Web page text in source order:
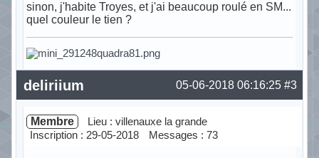
sinon, j'habite Troyes, et j'ai beaucoup roulé en SM...
quel couleur le tien ?
Hors ligne #3
05-06-2018 06:16:25
deliriium
Membre
Lieu : villenauxe la grande
Inscription : 29-05-2018
Messages : 73